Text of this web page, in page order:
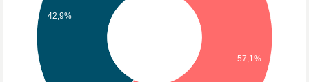
42,9%
57,1%